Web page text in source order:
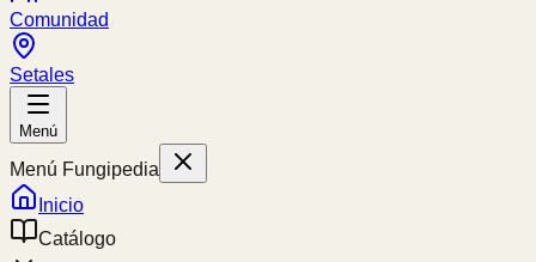
Comunidad
Setales
Menú
Menú Fungipedia
Inicio
Catálogo